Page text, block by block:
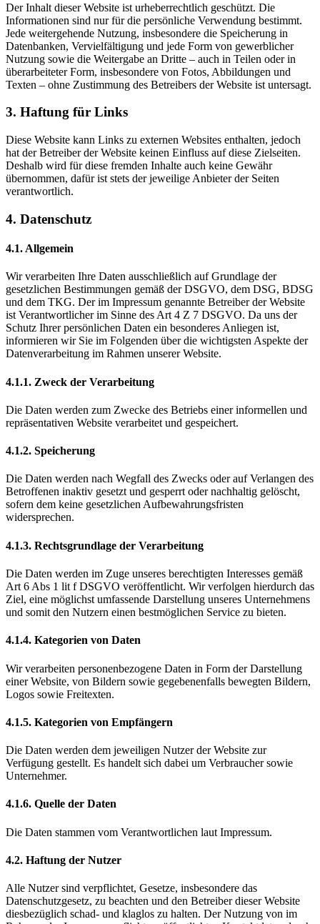
Der Inhalt dieser Website ist urheberrechtlich geschützt. Die
Informationen sind nur für die persönliche Verwendung bestimmt.
Jede weitergehende Nutzung, insbesondere die Speicherung in
Datenbanken, Vervielfältigung und jede Form von gewerblicher
Nutzung sowie die Weitergabe an Dritte – auch in Teilen oder in
überarbeiteter Form, insbesondere von Fotos, Abbildungen und
Texten – ohne Zustimmung des Betreibers der Website ist untersagt.
3. Haftung für Links
Diese Website kann Links zu externen Websites enthalten, jedoch
hat der Betreiber der Website keinen Einfluss auf diese Zielseiten.
Deshalb wird für diese fremden Inhalte auch keine Gewähr
übernommen, dafür ist stets der jeweilige Anbieter der Seiten
verantwortlich.
4. Datenschutz
4.1. Allgemein
Wir verarbeiten Ihre Daten ausschließlich auf Grundlage der
gesetzlichen Bestimmungen gemäß der DSGVO, dem DSG, BDSG
und dem TKG. Der im Impressum genannte Betreiber der Website
ist Verantwortlicher im Sinne des Art 4 Z 7 DSGVO. Da uns der
Schutz Ihrer persönlichen Daten ein besonderes Anliegen ist,
informieren wir Sie im Folgenden über die wichtigsten Aspekte der
Datenverarbeitung im Rahmen unserer Website.
4.1.1. Zweck der Verarbeitung
Die Daten werden zum Zwecke des Betriebs einer informellen und
repräsentativen Website verarbeitet und gespeichert.
4.1.2. Speicherung
Die Daten werden nach Wegfall des Zwecks oder auf Verlangen des
Betroffenen inaktiv gesetzt und gesperrt oder nachhaltig gelöscht,
sofern dem keine gesetzlichen Aufbewahrungsfristen
widersprechen.
4.1.3. Rechtsgrundlage der Verarbeitung
Die Daten werden im Zuge unseres berechtigten Interesses gemäß
Art 6 Abs 1 lit f DSGVO veröffentlicht. Wir verfolgen hierdurch das
Ziel, eine möglichst umfassende Darstellung unseres Unternehmens
und somit den Nutzern einen bestmöglichen Service zu bieten.
4.1.4. Kategorien von Daten
Wir verarbeiten personenbezogene Daten in Form der Darstellung
einer Website, von Bildern sowie gegebenenfalls bewegten Bildern,
Logos sowie Freitexten.
4.1.5. Kategorien von Empfängern
Die Daten werden dem jeweiligen Nutzer der Website zur
Verfügung gestellt. Es handelt sich dabei um Verbraucher sowie
Unternehmer.
4.1.6. Quelle der Daten
Die Daten stammen vom Verantwortlichen laut Impressum.
4.2. Haftung der Nutzer
Alle Nutzer sind verpflichtet, Gesetze, insbesondere das
Datenschutzgesetz, zu beachten und den Betreiber dieser Website
diesbezüglich schad- und klaglos zu halten. Der Nutzung von im